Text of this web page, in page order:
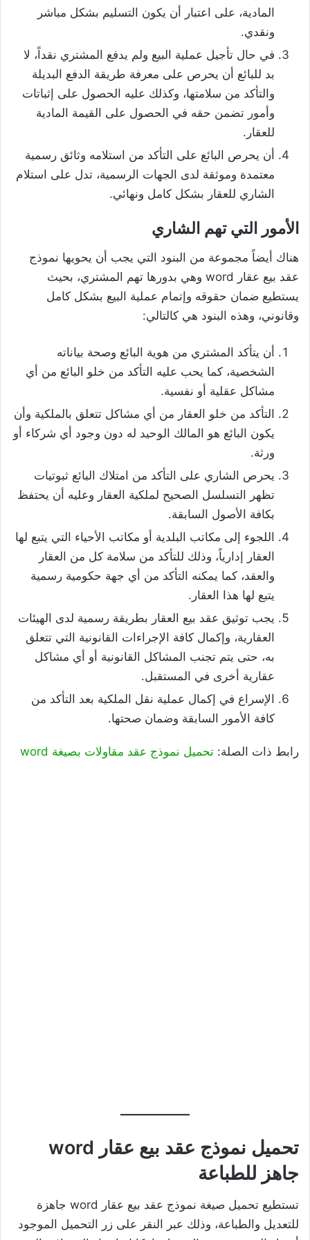
المادية، على اعتبار أن يكون التسليم بشكل مباشر
ونقدي.
في حال تأجيل عملية البيع ولم يدفع المشتري نقداً، لا
بد للبائع أن يحرص على معرفة طريقة الدفع البديلة
والتأكد من سلامتها، وكذلك عليه الحصول على إثباتات
وأمور تضمن حقه في الحصول على القيمة المادية
للعقار.
أن يحرص البائع على التأكد من استلامه وثائق رسمية
معتمدة وموثقة لدى الجهات الرسمية، تدل على استلام
الشاري للعقار بشكل كامل ونهائي.
الأمور التي تهم الشاري
هناك أيضاً مجموعة من البنود التي يجب أن يحويها نموذج
عقد بيع عقار word وهي بدورها تهم المشتري، بحيث
يستطيع ضمان حقوقه وإتمام عملية البيع بشكل كامل
وقانوني، وهذه البنود هي كالتالي:
أن يتأكد المشتري من هوية البائع وصحة بياناته
الشخصية، كما يحب عليه التأكد من خلو البائع من أي
مشاكل عقلية أو نفسية.
التأكد من خلو العقار من أي مشاكل تتعلق بالملكية وأن
يكون البائع هو المالك الوحيد له دون وجود أي شركاء أو
ورثة.
يحرص الشاري على التأكد من امتلاك البائع ثبوتيات
تظهر التسلسل الصحيح لملكية العقار وعليه أن يحتفظ
بكافة الأصول السابقة.
اللجوء إلى مكاتب البلدية أو مكاتب الأحياء التي يتبع لها
العقار إدارياً، وذلك للتأكد من سلامة كل من العقار
والعقد، كما يمكنه التأكد من أي جهة حكومية رسمية
يتبع لها هذا العقار.
يجب توثيق عقد بيع العقار بطريقة رسمية لدى الهيئات
العقارية، وإكمال كافة الإجراءات القانونية التي تتعلق
به، حتى يتم تجنب المشاكل القانونية أو أي مشاكل
عقارية أخرى في المستقبل.
الإسراع في إكمال عملية نقل الملكية بعد التأكد من
كافة الأمور السابقة وضمان صحتها.
رابط ذات الصلة: تحميل نموذج عقد مقاولات بصيغة word
تحميل نموذج عقد بيع عقار word
جاهز للطباعة
تستطيع تحميل صيغة نموذج عقد بيع عقار word جاهزة
للتعديل والطباعة، وذلك عبر النقر على زر التحميل الموجود